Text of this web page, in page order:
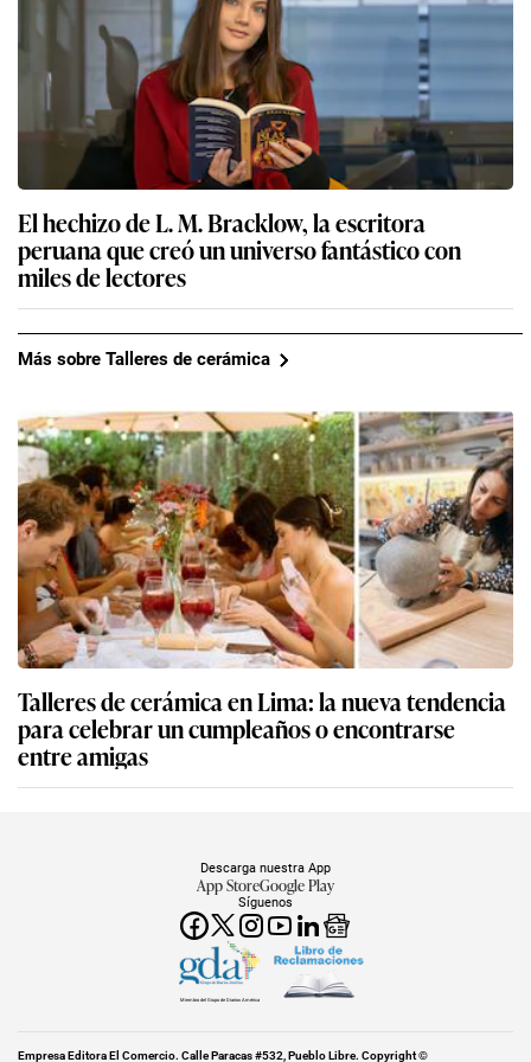
El hechizo de L. M. Bracklow, la escritora
peruana que creó un universo fantástico con
miles de lectores
Más sobre Talleres de cerámica
Talleres de cerámica en Lima: la nueva tendencia
para celebrar un cumpleaños o encontrarse
entre amigas
Síguenos
Descarga nuestra App
App StoreGoogle Play
Miembro del Grupo de Diarios América
Empresa Editora El Comercio. Calle Paracas #532, Pueblo Libre. Copyright ©